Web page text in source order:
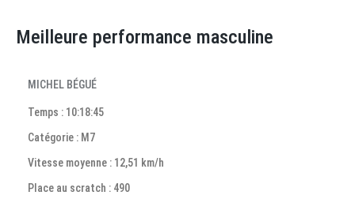
Meilleure performance masculine
MICHEL BÉGUÉ
Temps : 10:18:45
Catégorie : M7
Vitesse moyenne : 12,51 km/h
Place au scratch : 490